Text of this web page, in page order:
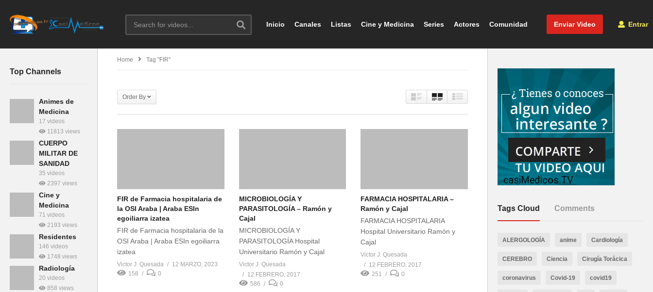
Enviar Video Entrar
Inicio Canales Listas Cine y Medicina Series Actores Comunidad
Top Channels
Animes de
Medicina
17 videos
11813 views
CUERPO
MILITAR DE
SANIDAD
35 videos
2397 views
Cine y
Medicina
71 videos
2193 views
Residentes
146 videos
1748 views
Radiología
20 videos
858 views
Home Tag "FIR"
Order By
FIR de Farmacia hospitalaria de
la OSI Araba | Araba ESIn
egoiliarra izatea
FIR de Farmacia hospitalaria de la
OSI Araba | Araba ESIn egoiliarra
izatea
Victor J. Quesada
12 MARZO, 2023
158
0
MICROBIOLOGÍA Y
PARASITOLOGÍA – Ramón y
Cajal
MICROBIOLOGÍA Y
PARASITOLOGÍA Hospital
Universitario Ramón y Cajal
Victor J. Quesada
12 FEBRERO, 2017
586
0
FARMACIA HOSPITALARIA –
Ramón y Cajal
FARMACIA HOSPITALARIA
Hospital Universitario Ramón y
Cajal
Victor J. Quesada
12 FEBRERO, 2017
251
0
Tags Cloud Comments
ALERGOLOGÍA anime Cardiología
CEREBRO Ciencia Cirugía Torácica
coronavirus Covid-19 covid19